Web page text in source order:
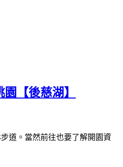
【後慈湖】
道。當然前往也要了解開園資